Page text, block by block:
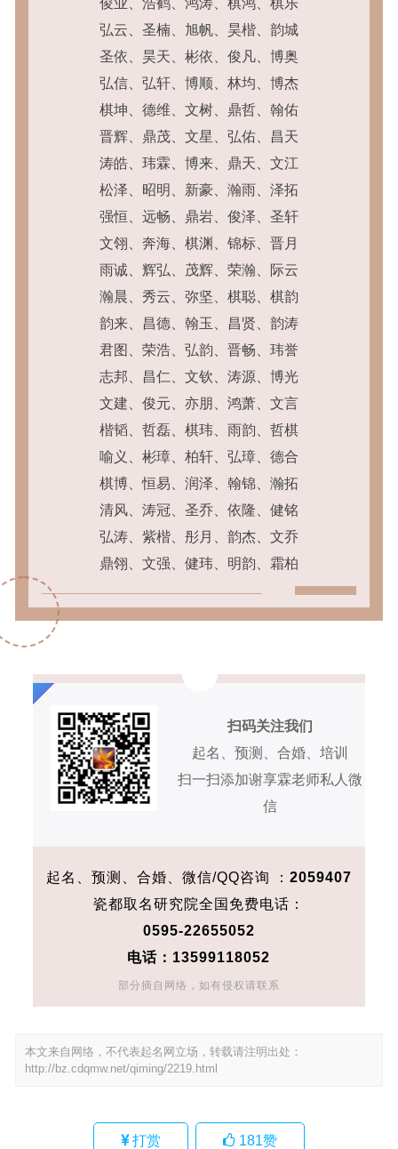
弘云、圣楠、旭帆、昊楷、韵城
圣依、昊天、彬依、俊凡、博奥
弘信、弘轩、博顺、林均、博杰
棋坤、德维、文树、鼎哲、翰佑
晋辉、鼎茂、文星、弘佑、昌天
涛皓、玮霖、博来、鼎天、文江
松泽、昭明、新豪、瀚雨、泽拓
强恒、远畅、鼎岩、俊泽、圣轩
文翎、奔海、棋渊、锦标、晋月
雨诚、辉弘、茂辉、荣瀚、际云
瀚晨、秀云、弥坚、棋聪、棋韵
韵来、昌德、翰玉、昌贤、韵涛
君图、荣浩、弘韵、晋畅、玮誉
志邦、昌仁、文钦、涛源、博光
文建、俊元、亦朋、鸿萧、文言
楷韬、哲磊、棋玮、雨韵、哲棋
喻义、彬璋、柏轩、弘璋、德合
棋博、恒易、润泽、翰锦、瀚拓
清风、涛冠、圣乔、依隆、健铭
弘涛、紫楷、彤月、韵杰、文乔
鼎翎、文强、健玮、明韵、霜柏
扫码关注我们
起名、预测、合婚、培训
扫一扫添加谢享霖老师私人微
信
起名、预测、合婚、微信/QQ咨询 ： 2059407
瓷都取名研究院全国免费电话：
0595-22655052
电话： 13599118052
部分摘自网络，如有侵权请联系
本文来自网络，不代表起名网立场，转载请注明出处：
http://bz.cdqmw.net/qiming/2219.html
打赏 181赞